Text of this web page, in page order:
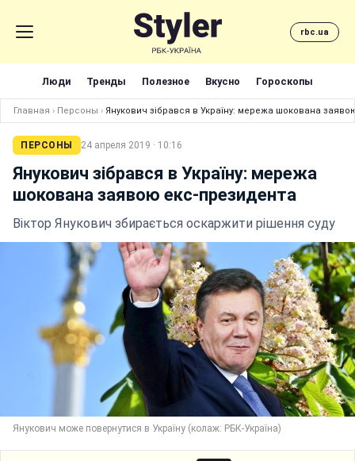
rbc.ua
Люди Тренды Полезное Вкусно Гороскопы
Главная › Персоны › Янукович зібрався в Україну: мережа шокована
ПЕРСОНЫ 24 апреля 2019 · 10:16
Янукович зібрався в Україну: мережа
шокована заявою екс-президента
Віктор Янукович збирається оскаржити рішення суду
Янукович може повернутися в Україну (колаж: РБК-Україна)